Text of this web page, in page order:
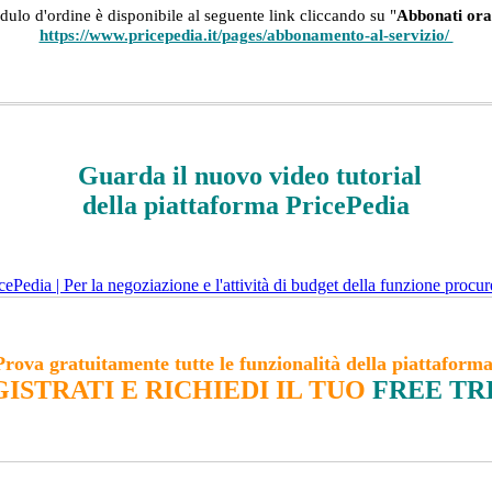
d'ordine è disponibile al seguente link cliccando su "Abbonati ora
https://www.pricepedia.it/pages/abbonamento-al-servizio/
Guarda il nuovo video tutorial
della piattaforma PricePedia
gratuitamente tutte le funzionalità della
E RICHIEDI IL TUO FREE